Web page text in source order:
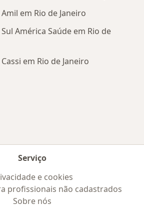
em Rio de Janeiro
América Saúde em Rio de
em Rio de Janeiro
Serviço
e cookies
profissionais não cadastrados
Sobre nós